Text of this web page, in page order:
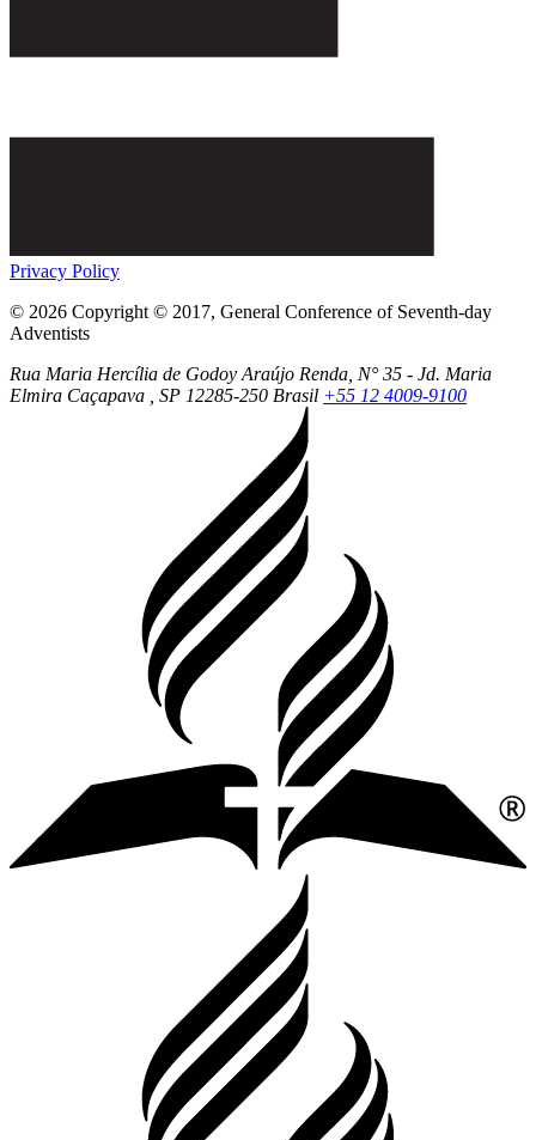
Privacy Policy
© 2026 Copyright © 2017, General Conference of Seventh-day
Adventists
Rua Maria Hercília de Godoy Araújo Renda, N° 35 - Jd. Maria
Elmira Caçapava , SP 12285-250 Brasil +55 12 4009-9100